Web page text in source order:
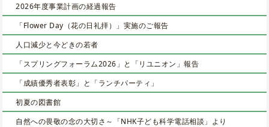
2026年度事業計画の経過報告
「Flower Day（花の日礼拝）」実施のご報告
人口減少と今どきの若者
「スプリングフォーラム2026」と「リユニオン」報告
「成績優秀者表彰」と「ランチパーティ」
初夏の図書館
自然への畏敬の念の大切さ～「NHK子ども科学電話相談」より